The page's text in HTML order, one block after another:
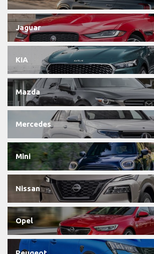
Jaguar
KIA
Mazda
Mercedes
Mini
Nissan
Opel